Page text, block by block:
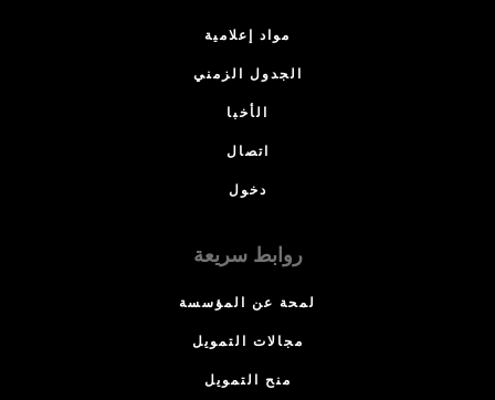
مواد إعلامية
الجدول الزمني
الأخبا
اتصال
دخول
روابط سريعة
لمحة عن المؤسسة
مجالات التمويل
منح التمويل